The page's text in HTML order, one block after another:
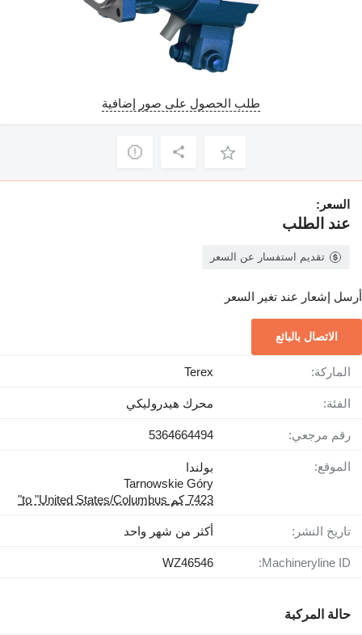
طلب الحصول على صور إضافية
السعر:
عند الطلب
تقديم استفسار عن السعر
أرسل إشعار عند تغير السعر
الاتصال بالبائع
الماركة: Terex
الفئة: محرك هيدروليكي
رقم مرجعي: 5364664494
الموقع:
بولندا
Tarnowskie Góry
7423 كم to "United States/Columbus"
تاريخ النشر: أكثر من شهر واحد
Machineryline ID:
WZ46546
حالة المركبة